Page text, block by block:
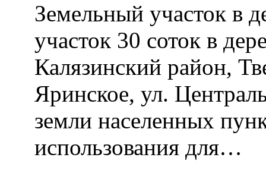
Земельный участок в
участок 30 соток в
Калязинский район,
Яринское, ул.
земли населенных
использования для…